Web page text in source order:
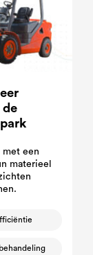
met een
materieel